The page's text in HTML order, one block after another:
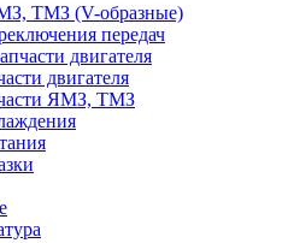
ТМЗ (V-образные)
передач
двигателя
двигателя
ЯМЗ, ТМЗ